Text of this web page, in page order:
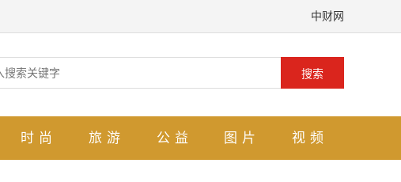
中财网
搜索
时尚 旅游 公益 图片 视频